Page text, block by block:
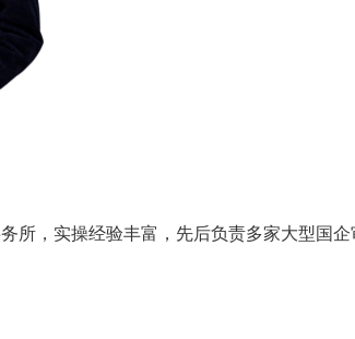
所，实操经验丰富，先后负责多家大型国企